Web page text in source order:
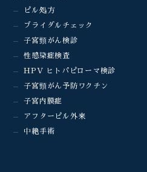
ピル処方
ブライダルチェック
子宮頸がん検診
性感染症検査
HPV ヒトパピローマ検診
子宮頸がん予防ワクチン
子宮内膜症
アフターピル外来
中絶手術